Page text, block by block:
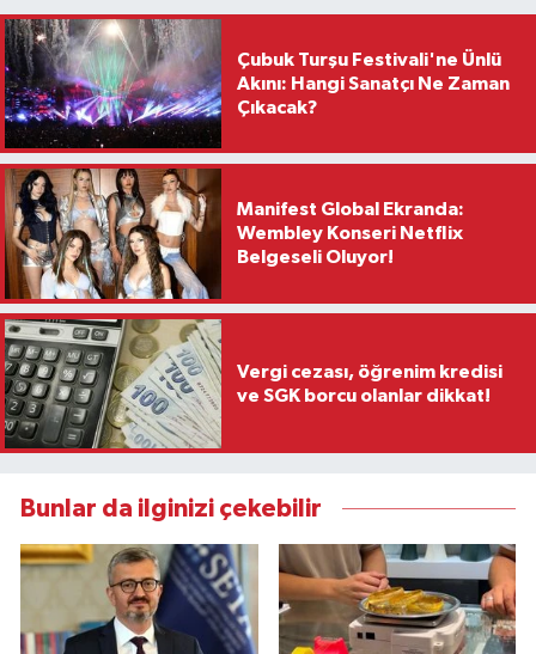
Çubuk Turşu Festivali'ne Ünlü
Akını: Hangi Sanatçı Ne Zaman
Çıkacak?
Manifest Global Ekranda:
Wembley Konseri Netflix
Belgeseli Oluyor!
Vergi cezası, öğrenim kredisi
ve SGK borcu olanlar dikkat!
Bunlar da ilginizi çekebilir